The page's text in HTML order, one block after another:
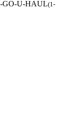
GO-U-HAUL(1-